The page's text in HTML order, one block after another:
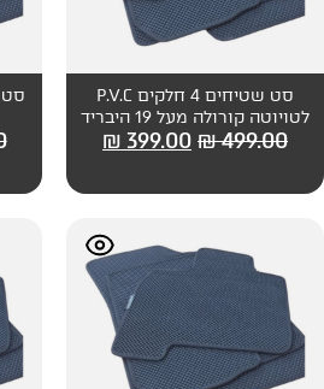
סט שטיחים 4 חלקים P.V.C
לטויוטה קורולה מעל 19 היבריד
₪
4 מעל 2019
499.00
449.00